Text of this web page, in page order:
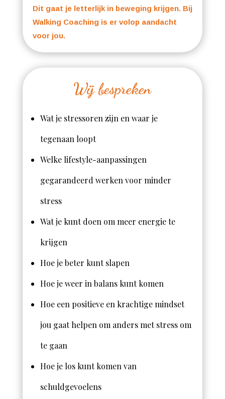
Dit gaat je letterlijk in beweging krijgen. Bij
Walking Coaching is er volop aandacht
voor jou.
Wij bespreken
Wat je stressoren zijn en waar je
tegenaan loopt
Welke lifestyle-aanpassingen
gegarandeerd werken voor minder
stress
Wat je kunt doen om meer energie te
krijgen
Hoe je beter kunt slapen
Hoe je weer in balans kunt komen
Hoe een positieve en krachtige mindset
jou gaat helpen om anders met stress om
te gaan
Hoe je los kunt komen van
schuldgevoelens